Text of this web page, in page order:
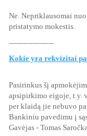
Ne. Nepriklausomai
pristatymo mokestis.
-------------------
Kokie yra rekvizitai
Pasirinkus šį
apsipirkimo eigoje, t.y.
per klaidą jie nebuvo
Bankiniu pavedimu į
Gavėjas - Tomas